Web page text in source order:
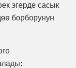
эгерде сасык
борборунун